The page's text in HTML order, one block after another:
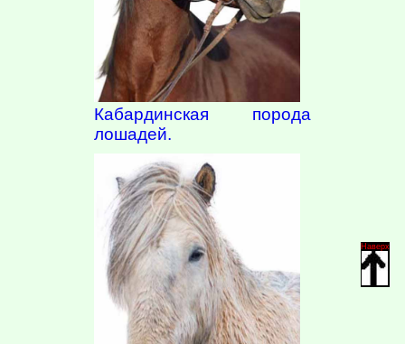
Кабардинская порода
лошадей.
Наверх